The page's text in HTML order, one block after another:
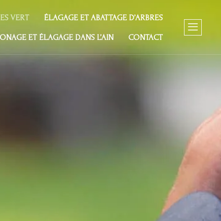
VERT ÉLAGAGE ET ABATTAGE D’ARBRES
ET ÉLAGAGE DANS L’AIN CONTACT